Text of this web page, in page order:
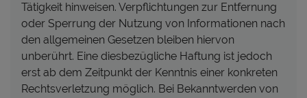
Tätigkeit hinweisen. Verpflichtungen zur Entfernung
oder Sperrung der Nutzung von Informationen nach
den allgemeinen Gesetzen bleiben hiervon
unberührt. Eine diesbezügliche Haftung ist jedoch
erst ab dem Zeitpunkt der Kenntnis einer konkreten
Rechtsverletzung möglich. Bei Bekanntwerden von